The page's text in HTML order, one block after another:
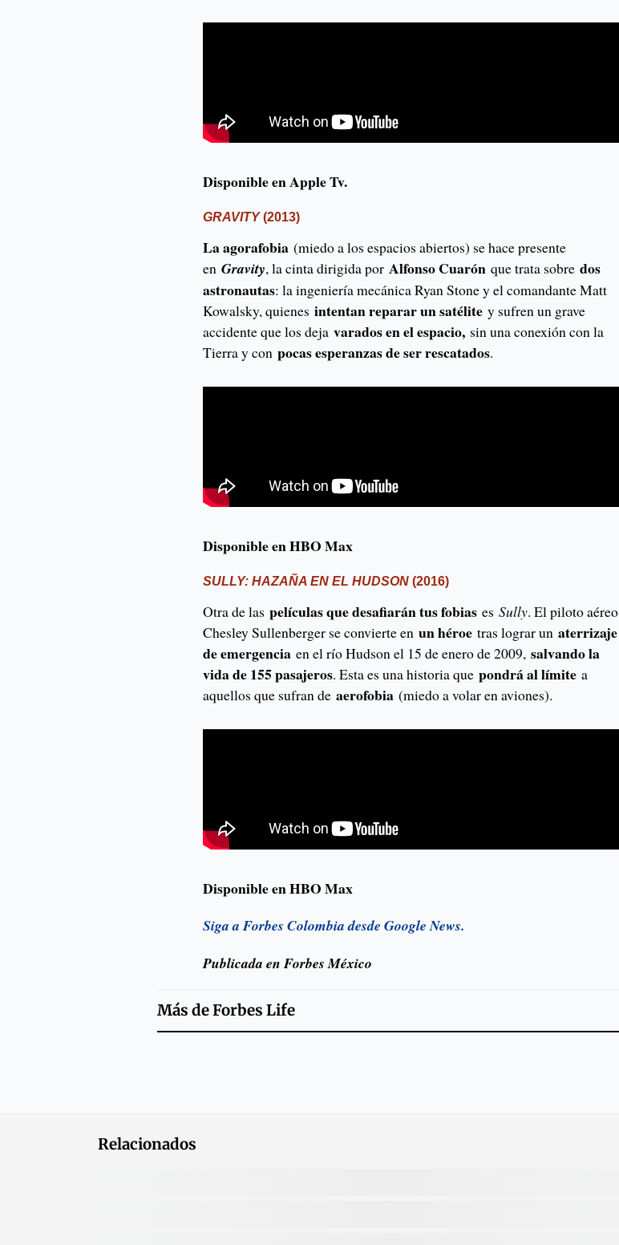
Disponible en Apple Tv.
GRAVITY(2013)
La agorafobia (miedo a los espacios abiertos) se hace presente
enGravity, la cinta dirigida por Alfonso Cuarón que trata sobredos
astronautas: la ingeniería mecánica Ryan Stone y el comandante Matt
Kowalsky, quienes intentan reparar un satélite y sufren un grave
accidente que los deja varados en el espacio, sin una conexión con la
Tierra y con pocas esperanzas de ser rescatados.
Disponible en HBO Max
SULLY: HAZAÑA EN EL HUDSON (2016)
Otra de las películas que desafiarán tus fobias esSully. El piloto aéreo
Chesley Sullenberger se convierte en un héroe tras lograr unaterrizaje
de emergenciaen el río Hudson el 15 de enero de 2009,salvando la
vida de 155 pasajeros. Esta es una historia quepondrá al límite a
aquellos que sufran de aerofobia (miedo a volar en aviones).
Disponible en HBO Max
Siga a Forbes Colombia desde Google News.
Publicada en Forbes México
Más deForbes Life
Relacionados